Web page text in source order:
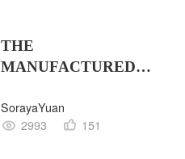
THE
MANUFACTURED
的工业版本
SorayaYuan
2993
151